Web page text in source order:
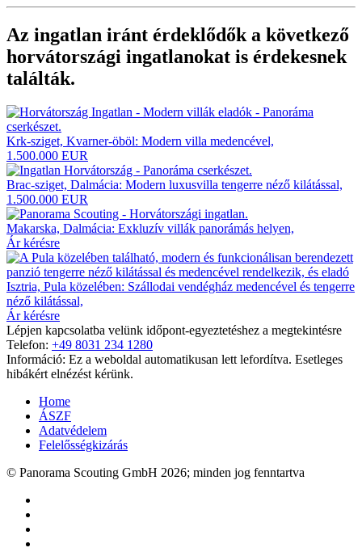
Az ingatlan iránt érdeklődők a következő
horvátországi ingatlanokat is érdekesnek
találták.
Krk-sziget, Kvarner-öböl: Modern villa medencével,
1.500.000 EUR
Brac-sziget, Dalmácia: Modern luxusvilla tengerre néző kilátással,
1.500.000 EUR
Makarska, Dalmácia: Exkluzív villák panorámás helyen,
Ár kérésre
Isztria, Pula közelében: Szállodai vendégház medencével és tengerre
néző kilátással,
Ár kérésre
Lépjen kapcsolatba velünk időpont-egyeztetéshez a megtekintésre
Telefon: +49 8031 234 1280
Információ: Ez a weboldal automatikusan lett lefordítva. Esetleges
hibákért elnézést kérünk.
Home
ÁSZF
Adatvédelem
Felelősségkizárás
© Panorama Scouting GmbH 2026; minden jog fenntartva